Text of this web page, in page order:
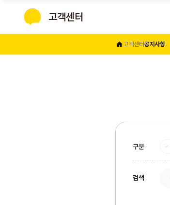
지학사
고객센터
고객센터공지사항
구분
검색